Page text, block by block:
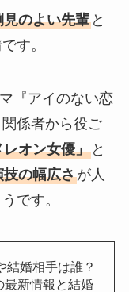
のよい先輩と
す。
『アイのない恋
係者から役ご
レオン女優」と
技の幅広さが人
です。
結婚相手は誰？
最新情報と結婚